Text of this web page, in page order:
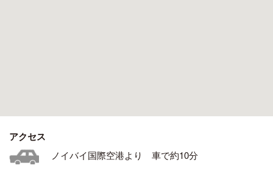
アクセス
ノイバイ国際空港より 車で約10分